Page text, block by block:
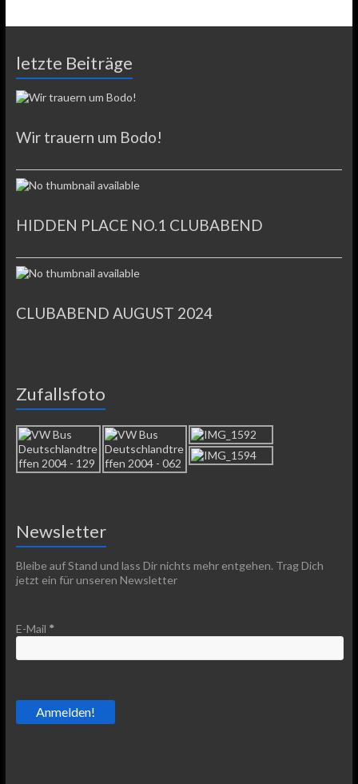
letzte Beiträge
Wir trauern um Bodo!
HIDDEN PLACE NO.1 CLUBABEND
CLUBABEND AUGUST 2024
Zufallsfoto
Newsletter
Bleibe auf Stand und lass Dir nichts mehr entgehen. Trag Dich
jetzt ein für unseren Newsletter
E-Mail *